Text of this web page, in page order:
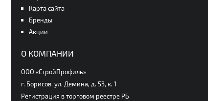
Карта сайта
Бренды
Акции
О КОМПАНИИ
ООО «СтройПрофиль»
г. Борисов, ул. Демина, д. 53, к. 1
Регистрация в торговом реестре РБ